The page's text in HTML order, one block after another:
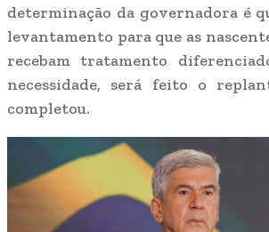
determinação da governadora é
levantamento para que as
recebam tratamento
necessidade, será feito o
completou.